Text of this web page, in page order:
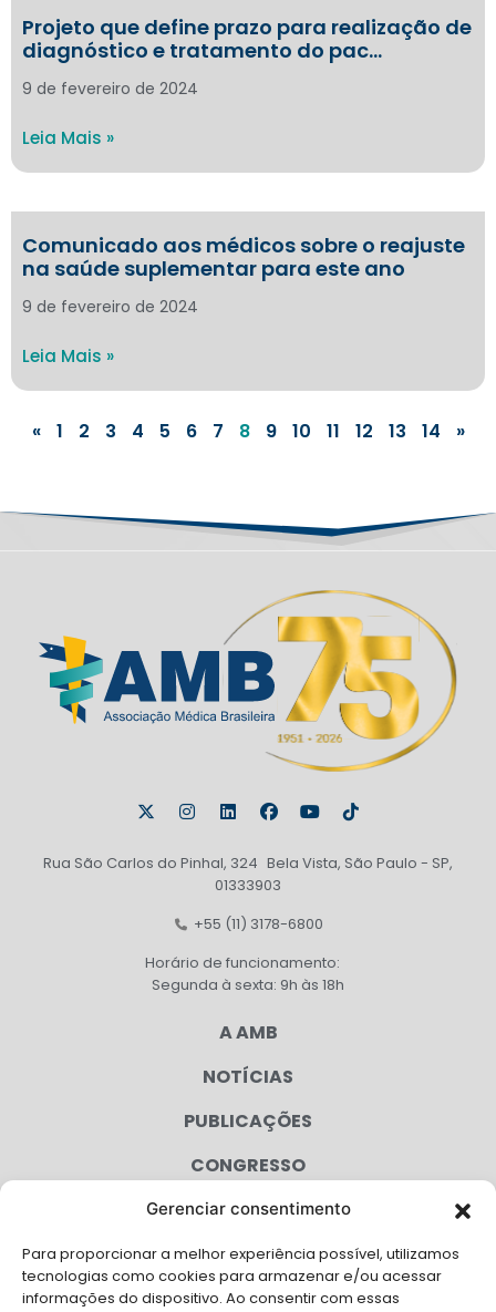
Gerenciar consentimento
Para proporcionar a melhor experiência possível, utilizamos
tecnologias como cookies para armazenar e/ou acessar
informações do dispositivo. Ao consentir com essas
Projeto que define prazo para realização de
diagnóstico e tratamento do pac…
9 de fevereiro de 2024
Leia Mais »
Comunicado aos médicos sobre o reajuste
na saúde suplementar para este ano
9 de fevereiro de 2024
Leia Mais »
« 1 2 3 4 5 6 7 8 9 10 11 12 13 14 »
Rua São Carlos do Pinhal, 324 Bela Vista, São Paulo - SP,
01333903
+55 (11) 3178-6800
Horário de funcionamento:
Segunda à sexta: 9h às 18h
A AMB
NOTÍCIAS
PUBLICAÇÕES
CONGRESSO
AGENDA
CAMPANHAS
SERVIÇOS